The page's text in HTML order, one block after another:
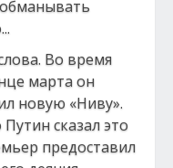
Во время
марта он
новую «Ниву».
сказал это
предоставил